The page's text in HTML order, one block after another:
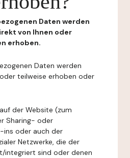
Daten werden
von Ihnen oder
erhoben.
Daten werden
teilweise erhoben oder
der Website (zum
Sharing- oder
ins oder auch der
Netzwerke, die der
integriert sind oder denen